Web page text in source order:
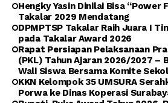
Hengky Yasin Dinilai Bisa “Power
Takalar 2029 Mendatang
DPMPTSP Takalar Raih Juara I
pada Takalar Award 2026
Rapat Persiapan Pelaksanaan
(PKL) Tahun Ajaran 2026/2027 –
Wali Siswa Bersama Komite
KKN Kelompok 35 UMSURA
Porwa ke Dinas Koperasi